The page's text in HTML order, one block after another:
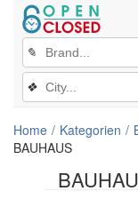
✎
❖
Home Kategorien
BAUHAUS